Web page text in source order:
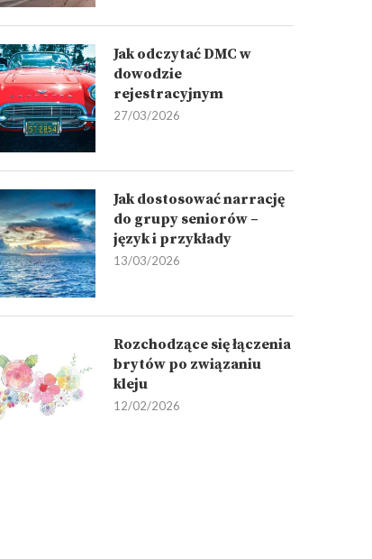
Jak odczytać DMC w
dowodzie
rejestracyjnym
27/03/2026
Jak dostosować narrację
do grupy seniorów –
język i przykłady
13/03/2026
Rozchodzące się łączenia
brytów po związaniu
kleju
12/02/2026